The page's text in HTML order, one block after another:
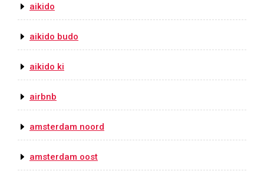
aikido
aikido budo
aikido ki
airbnb
amsterdam noord
amsterdam oost